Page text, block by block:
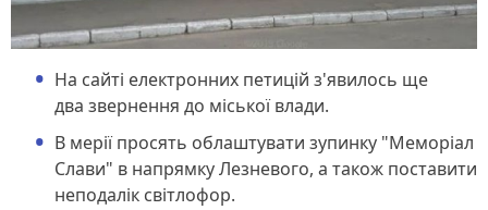
На сайті електронних петицій з'явилось ще
два звернення до міської влади.
В мерії просять облаштувати зупинку "Меморіал
Слави" в напрямку Лезневого, а також поставити
неподалік світлофор.